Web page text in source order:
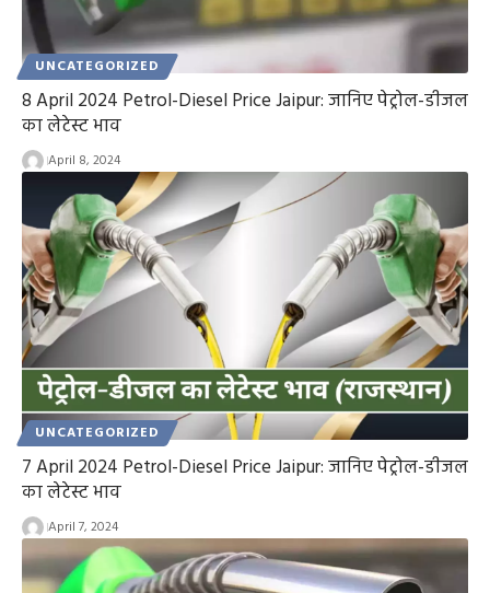
UNCATEGORIZED
8 April 2024 Petrol-Diesel Price Jaipur: जानिए पेट्रोल-डीजल
का लेटेस्ट भाव
April 8, 2024
UNCATEGORIZED
7 April 2024 Petrol-Diesel Price Jaipur: जानिए पेट्रोल-डीजल
का लेटेस्ट भाव
April 7, 2024